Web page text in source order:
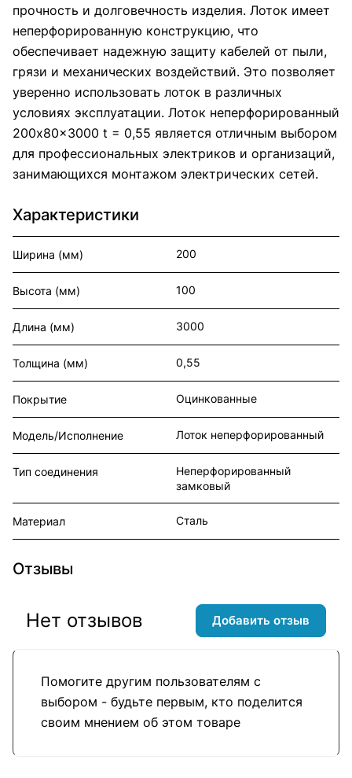
прочность и долговечность изделия. Лоток имеет
неперфорированную конструкцию, что
обеспечивает надежную защиту кабелей от пыли,
грязи и механических воздействий. Это позволяет
уверенно использовать лоток в различных
условиях эксплуатации. Лоток неперфорированный
200x80x3000 t = 0,55 является отличным выбором
для профессиональных электриков и организаций,
занимающихся монтажом электрических сетей.
Характеристики
Ширина (мм) 200
Высота (мм) 100
Длина (мм) 3000
Толщина (мм) 0,55
Покрытие Оцинкованные
Модель/Исполнение Лоток неперфорированный
Тип соединения
Неперфорированный
замковый
Материал Сталь
Отзывы
Помогите другим пользователям с
выбором - будьте первым, кто поделится
своим мнением об этом товаре
Нет отзывов Добавить отзыв